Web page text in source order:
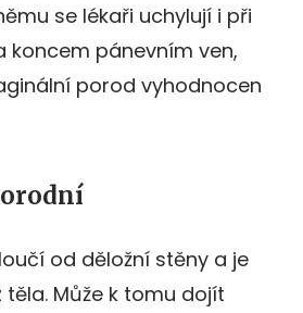
se lékaři uchylují i při
koncem pánevním ven,
porod vyhodnocen
od děložní stěny a je
těla. Může k tomu dojít